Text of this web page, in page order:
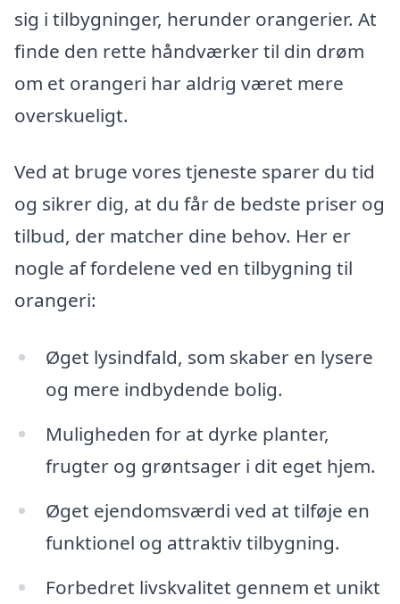
sig i tilbygninger, herunder orangerier. At
finde den rette håndværker til din drøm
om et orangeri har aldrig været mere
overskueligt.
Ved at bruge vores tjeneste sparer du tid
og sikrer dig, at du får de bedste priser og
tilbud, der matcher dine behov. Her er
nogle af fordelene ved en tilbygning til
orangeri:
Øget lysindfald, som skaber en lysere
og mere indbydende bolig.
Muligheden for at dyrke planter,
frugter og grøntsager i dit eget hjem.
Øget ejendomsværdi ved at tilføje en
funktionel og attraktiv tilbygning.
Forbedret livskvalitet gennem et unikt